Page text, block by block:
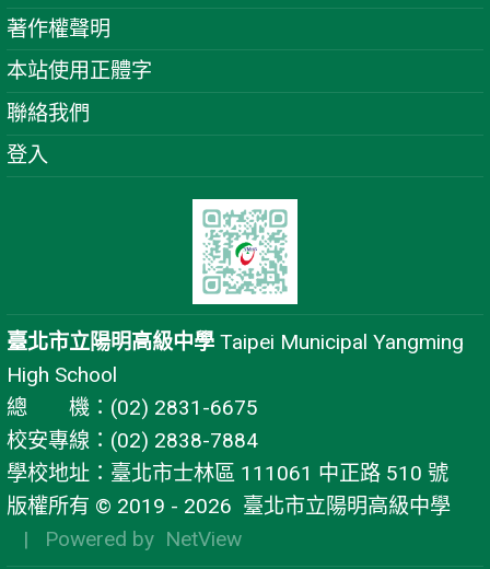
著作權聲明
本站使用正體字
聯絡我們
登入
臺北市立陽明高級中學 Taipei Municipal Yangming
High School
總 機：(02) 2831-6675
校安專線：(02) 2838-7884
學校地址：臺北市士林區 111061 中正路 510 號
版權所有 © 2019 - 2026 臺北市立陽明高級中學
| Powered by NetView